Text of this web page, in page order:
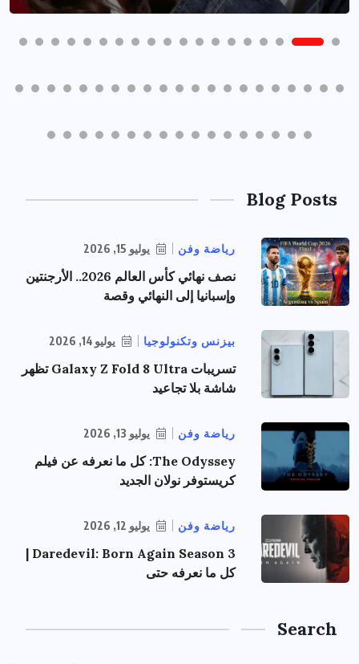
Blog Posts
رياضة وفن يوليو 15, 2026
نصف نهائي كأس العالم 2026.. الأرجنتين
وإسبانيا إلى النهائي وقصة
بيزنس وتكنولوجيا يوليو 14, 2026
تسريبات Galaxy Z Fold 8 Ultra تظهر
شاشة بلا تجاعيد
رياضة وفن يوليو 13, 2026
The Odyssey: كل ما نعرفه عن فيلم
كريستوفر نولان الجديد
رياضة وفن يوليو 12, 2026
Daredevil: Born Again Season 3 |
كل ما نعرفه حتى
Search